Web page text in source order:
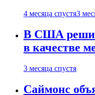
4 месяца спустя3
В США
в качестве
3 месяца спустя
Саймонс